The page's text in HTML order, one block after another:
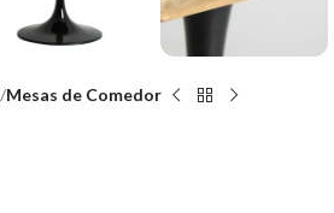
Mesas de Comedor